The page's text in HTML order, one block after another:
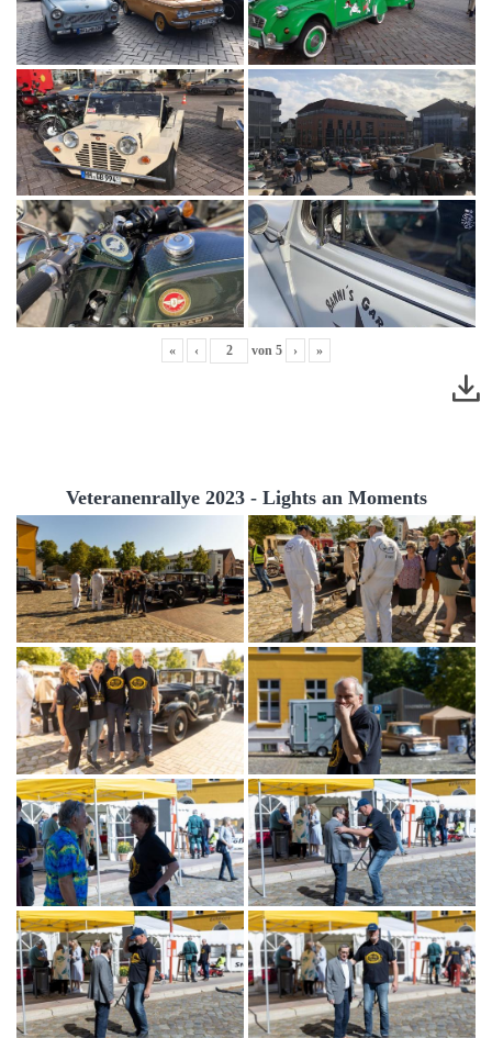
« ‹ von 5 › »
Veteranenrallye 2023 - Lights an Moments